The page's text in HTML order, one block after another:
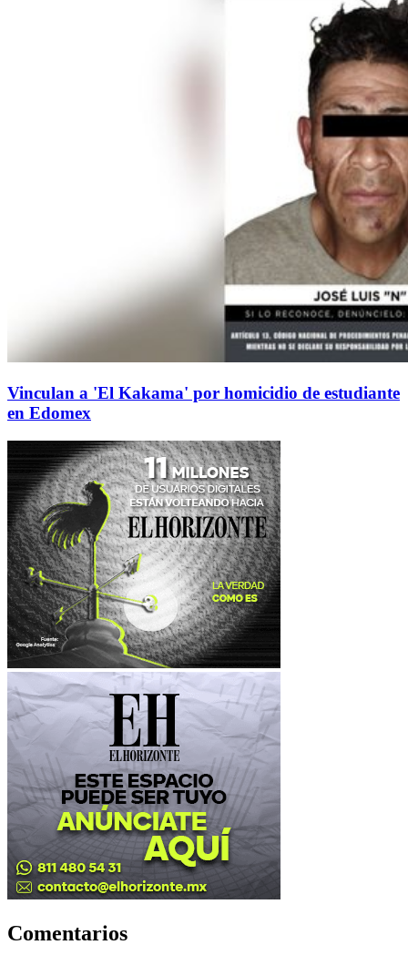
Vinculan a 'El Kakama' por homicidio de estudiante
en Edomex
Comentarios